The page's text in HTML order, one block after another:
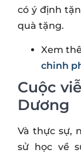
có ý định
quà tặng.
Xem
chinh
Cuộc
Dương
Và thực sự,
sử học về